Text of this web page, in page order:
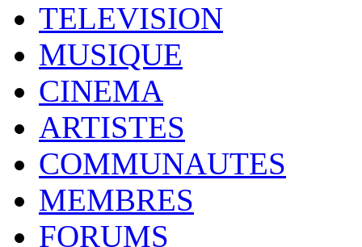
TELEVISION
MUSIQUE
CINEMA
ARTISTES
COMMUNAUTES
MEMBRES
FORUMS